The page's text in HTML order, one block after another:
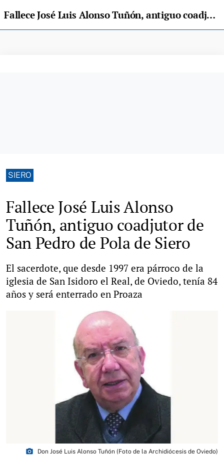
Fallece José Luis Alonso Tuñón, antiguo coadjutor de San Pedro de Pola de Siero
SIERO
Fallece José Luis Alonso
Tuñón, antiguo coadjutor de
San Pedro de Pola de Siero
El sacerdote, que desde 1997 era párroco de la
iglesia de San Isidoro el Real, de Oviedo, tenía 84
años y será enterrado en Proaza
photo_camera Don José Luis Alonso Tuñón (Foto de la Archidiócesis de Oviedo)